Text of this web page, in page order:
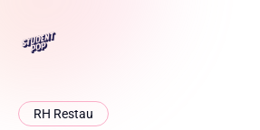
RH Restau